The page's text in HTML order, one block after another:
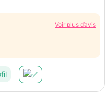
Voir plus d’avis